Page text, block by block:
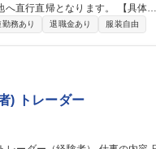
帰となります。 【具体的
サイドとのインターフェース、価
勤務あり 退職金あり 服装自由
) トレーダー